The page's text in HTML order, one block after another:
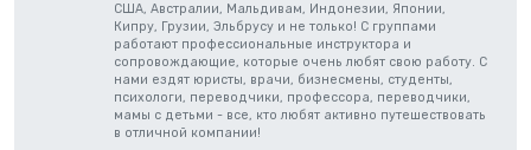
США, Австралии, Мальдивам, Индонезии, Японии,
Кипру, Грузии, Эльбрусу и не только! С группами
работают профессиональные инструктора и
сопровождающие, которые очень любят свою работу. С
нами ездят юристы, врачи, бизнесмены, студенты,
психологи, переводчики, профессора, переводчики,
мамы с детьми - все, кто любят активно путешествовать
в отличной компании!